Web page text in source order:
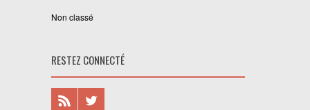
Non classé
RESTEZ CONNECTÉ